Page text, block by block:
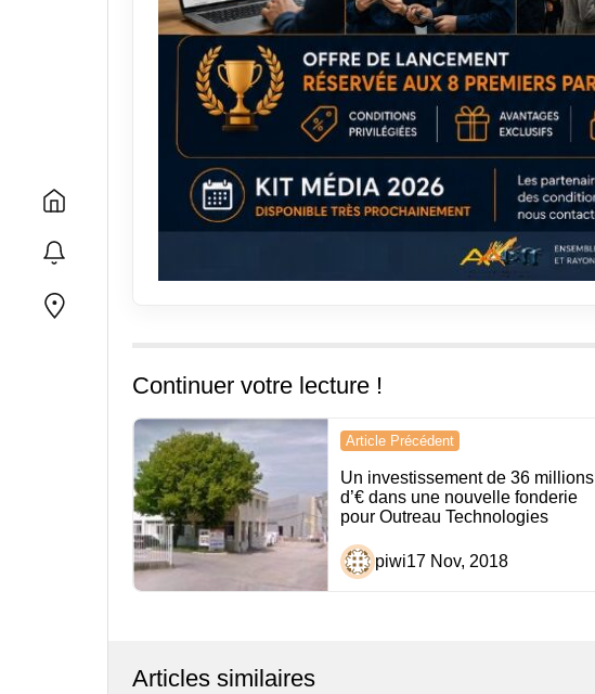
Continuer votre lecture !
Navigation
de
l’article
Article Précédent
Un investissement de 36 millions
d’€ dans une nouvelle fonderie
pour Outreau Technologies
piwi17 Nov, 2018
Articles similaires